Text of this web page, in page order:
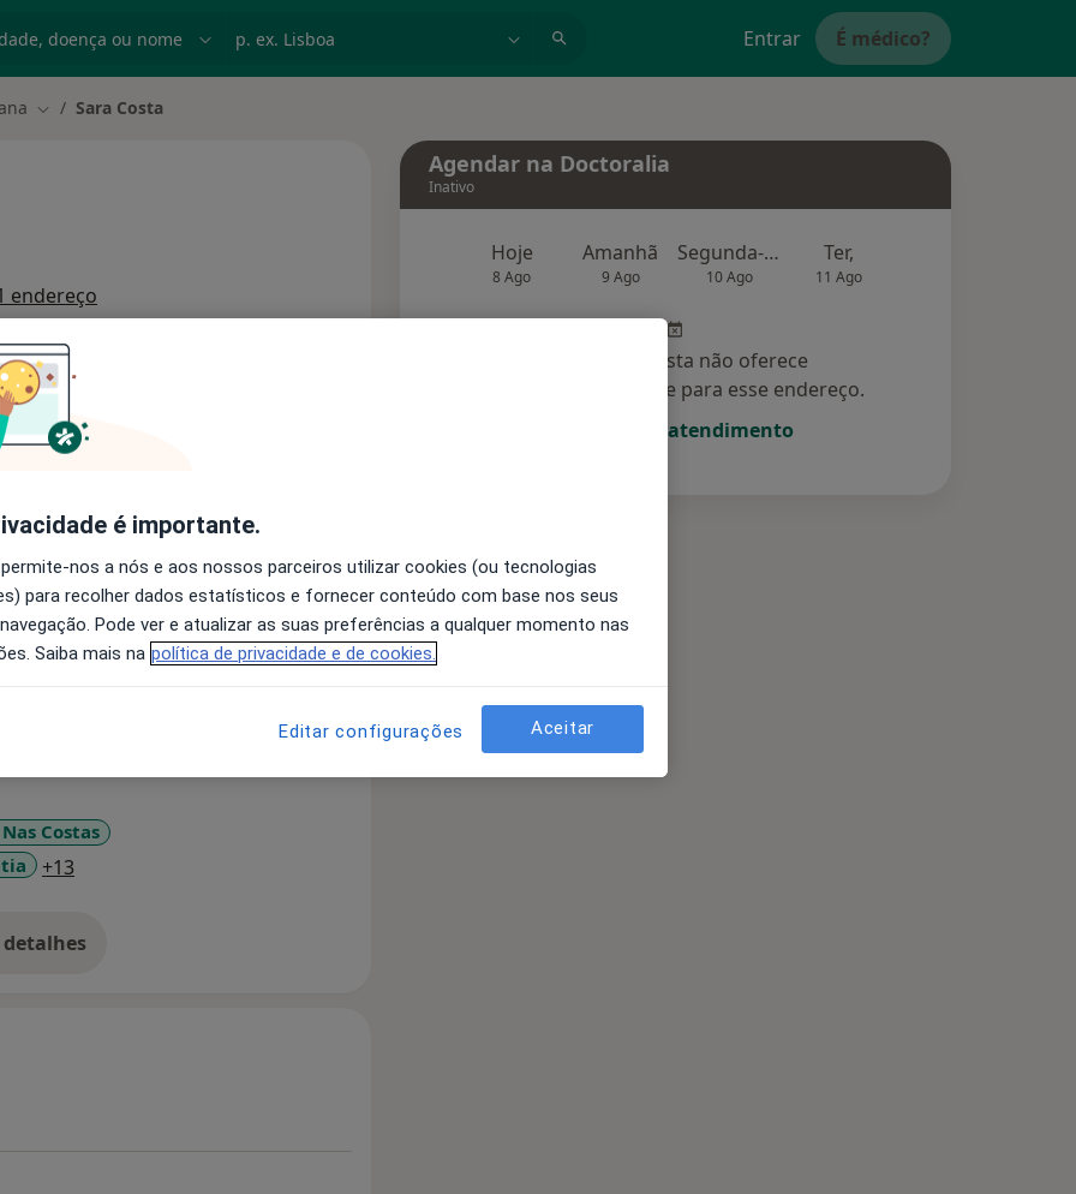
Entrar É médico?
Mudar de cidade
Sara Costa
endereço
Solicite um atendimento
Bliss®.
mãos.
que me procura em busca de
vidas e, consequentemente, pelas
Para Quê" em 2017, com a Editora
Costas
+13
a experiência
Agendar na Doctoralia
Inativo
Hoje
8 Ago
Amanhã
9 Ago
Segunda-feira
10 Ago
Ter,
11 Ago
Esse especialista não oferece
agendamento online para esse endereço.
Solicite um atendimento
é importante.
nos a nós e aos nossos parceiros utilizar cookies (ou tecnologias
para recolher dados estatísticos e fornecer conteúdo com base nos seus
Pode ver e atualizar as suas preferências a qualquer momento nas
Saiba mais na política de privacidade e de cookies.
Editar configurações Aceitar